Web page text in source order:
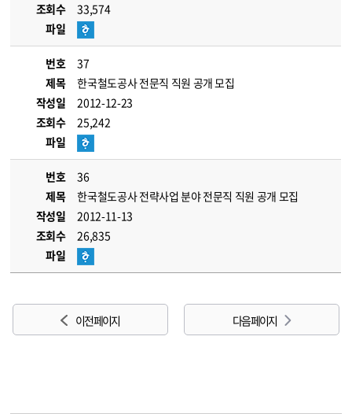
조회수
33,574
파일
번호
37
제목
한국철도공사 전문직 직원 공개 모집
작성일
2012-12-23
조회수
25,242
파일
번호
36
제목
한국철도공사 전략사업 분야 전문직 직원 공개 모집
작성일
2012-11-13
조회수
26,835
파일
이전 페이지 다음 페이지